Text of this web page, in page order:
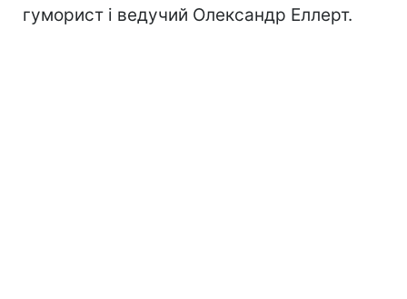
гуморист і ведучий Олександр Еллерт.